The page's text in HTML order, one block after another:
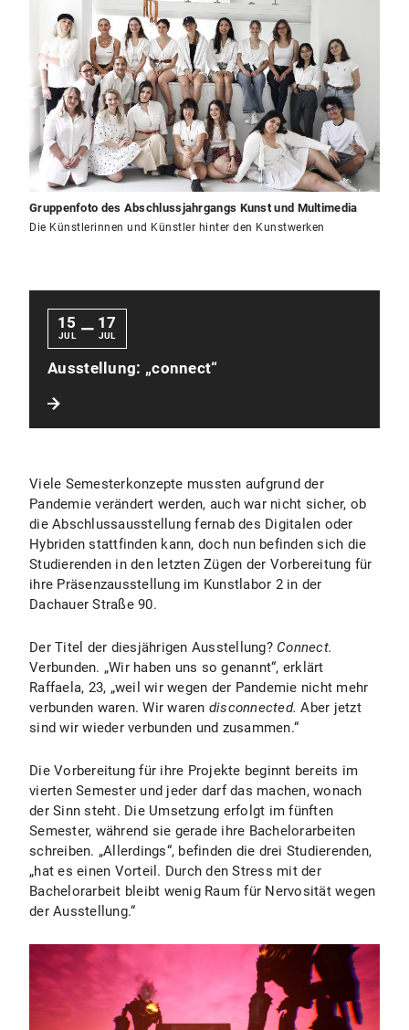
Gruppenfoto des Abschlussjahrgangs Kunst und Multimedia
Die Künstlerinnen und Künstler hinter den Kunstwerken
15
JUL — 17
JUL
Ausstellung: „connect“
Viele Semesterkonzepte mussten aufgrund der
Pandemie verändert werden, auch war nicht sicher, ob
die Abschlussausstellung fernab des Digitalen oder
Hybriden stattfinden kann, doch nun befinden sich die
Studierenden in den letzten Zügen der Vorbereitung für
ihre Präsenzausstellung im Kunstlabor 2 in der
Dachauer Straße 90.
Der Titel der diesjährigen Ausstellung? Connect.
Verbunden. „Wir haben uns so genannt“, erklärt
Raffaela, 23, „weil wir wegen der Pandemie nicht mehr
verbunden waren. Wir waren disconnected.Aber jetzt
sind wir wieder verbunden und zusammen.“
Die Vorbereitung für ihre Projekte beginnt bereits im
vierten Semester und jeder darf das machen, wonach
der Sinn steht. Die Umsetzung erfolgt im fünften
Semester, während sie gerade ihre Bachelorarbeiten
schreiben. „Allerdings“, befinden die drei Studierenden,
„hat es einen Vorteil. Durch den Stress mit der
Bachelorarbeit bleibt wenig Raum für Nervosität wegen
der Ausstellung.“